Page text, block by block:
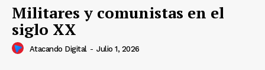
Militares y comunistas en el
siglo XX
Atacando Digital - Julio 1, 2026